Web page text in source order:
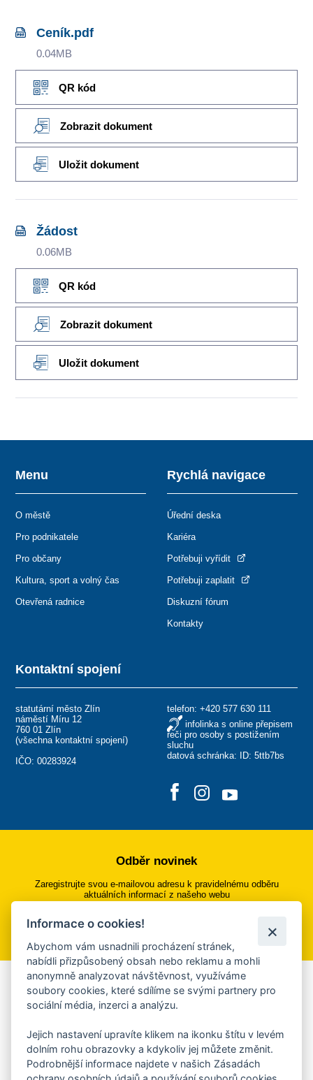
Ceník.pdf
0.04MB
QR kód
Zobrazit dokument
Uložit dokument
Žádost
0.06MB
QR kód
Zobrazit dokument
Uložit dokument
Kontaktní spojení
statutární město Zlín
náměstí Míru 12
760 01 Zlín
(všechna kontaktní spojení)
IČO: 00283924
telefon: +420 577 630 111
infolinka s online přepisem
řeči pro osoby s postižením
sluchu
datová schránka: ID: 5ttb7bs
Menu
O městě
Pro podnikatele
Pro občany
Kultura, sport a volný čas
Otevřená radnice
Rychlá navigace
Úřední deska
Kariéra
Potřebuji vyřídit
Potřebuji zaplatit
Diskuzní fórum
Kontakty
Odběr novinek
Zaregistrujte svou e-mailovou adresu k pravidelnému odběru
aktuálních informací z našeho webu
Přihlásit se k odběru
Aplikace Mobilní rozhlas
Chcete dostávat do svého mobilu či mailu upozornění na
ankety, pozvánky na kulturní a sportovní akce?
Více informací o aplikaci
Informace o cookies!
Abychom vám usnadnili procházení stránek,
nabídli přizpůsobený obsah nebo reklamu a mohli
anonymně analyzovat návštěvnost, využíváme
soubory cookies, které sdílíme se svými partnery pro
sociální média, inzerci a analýzu.
Jejich nastavení upravíte klikem na ikonku štítu v levém
dolním rohu obrazovky a kdykoliv jej můžete změnit.
Podrobnější informace najdete v našich Zásadách